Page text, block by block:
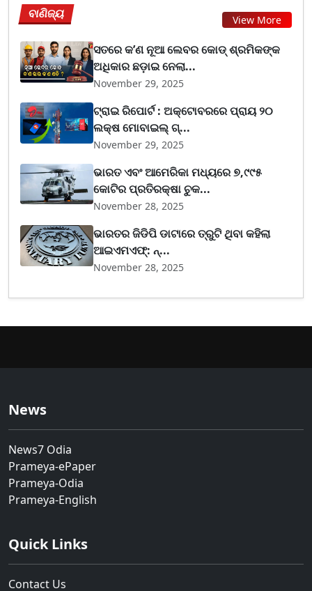
ବାଣିଜ୍ୟ View More
ସତରେ କ’ଣ ନୂଆ ଲେବର କୋଡ୍‌ ଶ୍ରମିକଙ୍କ
ଅଧିକାର ଛଡ଼ାଇ ନେଲା...
November 29, 2025
ଟ୍ରାଇ ରିପୋର୍ଟ : ଅକ୍ଟୋବରରେ ପ୍ରାୟ ୨୦
ଲକ୍ଷ ମୋବାଇଲ୍ ଗ୍...
November 29, 2025
ଭାରତ ଏବଂ ଆମେରିକା ମଧ୍ୟରେ ୭,୯୯୫
କୋଟିର ପ୍ରତିରକ୍ଷା ଚୁକ...
November 28, 2025
ଭାରତର ଜିଡିପି ଡାଟାରେ ତ୍ରୁଟି ଥିବା କହିଲା
ଆଇଏମଏଫ୍‌: ନ୍...
November 28, 2025
News
News7 Odia
Prameya-ePaper
Prameya-Odia
Prameya-English
Quick Links
Contact Us